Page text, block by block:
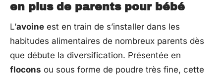
en plus de parents pour bébé
L’avoine est en train de s’installer dans les
habitudes alimentaires de nombreux parents dès
que débute la diversification. Présentée en
flocons ou sous forme de poudre très fine, cette